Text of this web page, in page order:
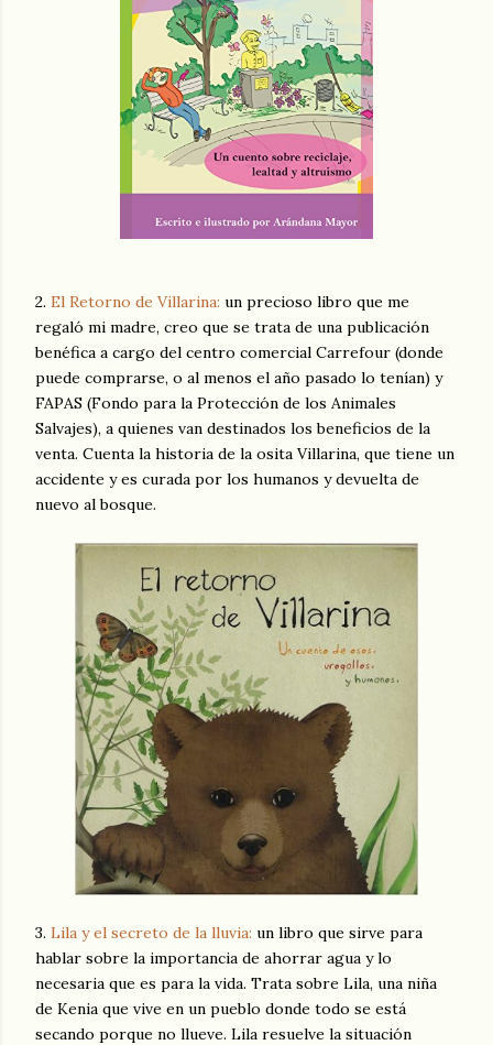
2. El Retorno de Villarina: un precioso libro que me
regaló mi madre, creo que se trata de una publicación
benéfica a cargo del centro comercial Carrefour (donde
puede comprarse, o al menos el año pasado lo tenían) y
FAPAS (Fondo para la Protección de los Animales
Salvajes), a quienes van destinados los beneficios de la
venta. Cuenta la historia de la osita Villarina, que tiene un
accidente y es curada por los humanos y devuelta de
nuevo al bosque.
3. Lila y el secreto de la lluvia: un libro que sirve para
hablar sobre la importancia de ahorrar agua y lo
necesaria que es para la vida. Trata sobre Lila, una niña
de Kenia que vive en un pueblo donde todo se está
secando porque no llueve. Lila resuelve la situación